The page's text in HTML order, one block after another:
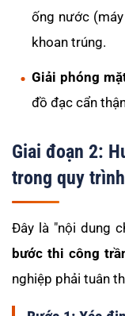
ống nước
khoan trúng.
Giải phóng
đồ đạc cẩn
Giai đoạn 2:
trong quy
Đây là "nội dung
bước thi công
nghiệp phải tuân